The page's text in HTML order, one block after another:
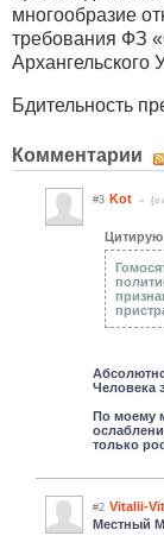
многообразие
требования ФЗ
Архангельского
Бдительность
Комментарии
#3 Kot (c
Человека
По моему
только
#2 Vitalii-
Местный